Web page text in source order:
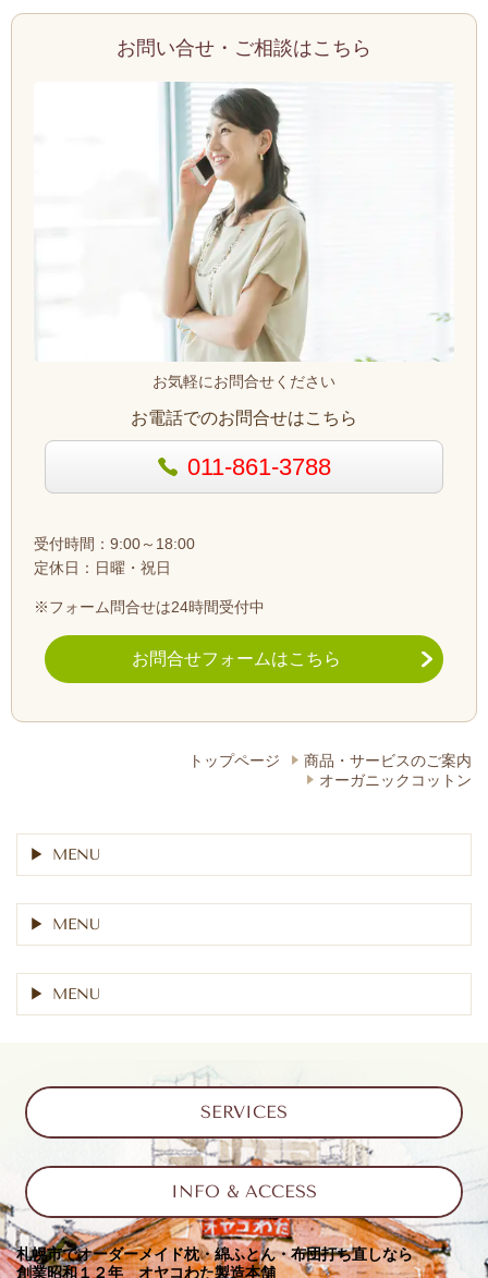
お問い合せ・ご相談はこちら
お気軽にお問合せください
お電話でのお問合せはこちら
011-861-3788
受付時間：9:00～18:00
定休日：日曜・祝日
※フォーム問合せは24時間受付中
お問合せフォームはこちら
トップページ
商品・サービスのご案内
オーガニックコットン
MENU
MENU
MENU
SERVICES
INFO & ACCESS
札幌市でオーダーメイド枕・綿ふとん・布団打ち直しなら
創業昭和１２年 オヤコわた製造本舗